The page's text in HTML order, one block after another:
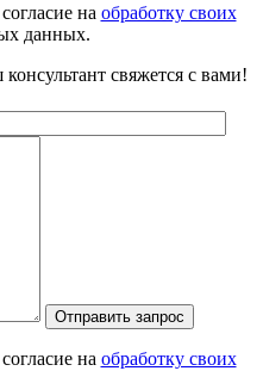
на обработку своих
данных.
свяжется с вами!
на обработку своих